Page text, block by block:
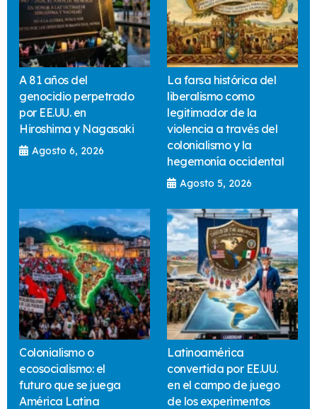
A 81 años del
genocidio perpetrado
por EE.UU. en
Hiroshima y Nagasaki
Agosto 6, 2026
La farsa histórica del
liberalismo como
legitimador de la
violencia a través del
colonialismo y la
hegemonía occidental
Agosto 5, 2026
Colonialismo o
ecosocialismo: el
futuro que se juega
América Latina
Latinoamérica
convertida por EE.UU.
en el campo de juego
de los experimentos